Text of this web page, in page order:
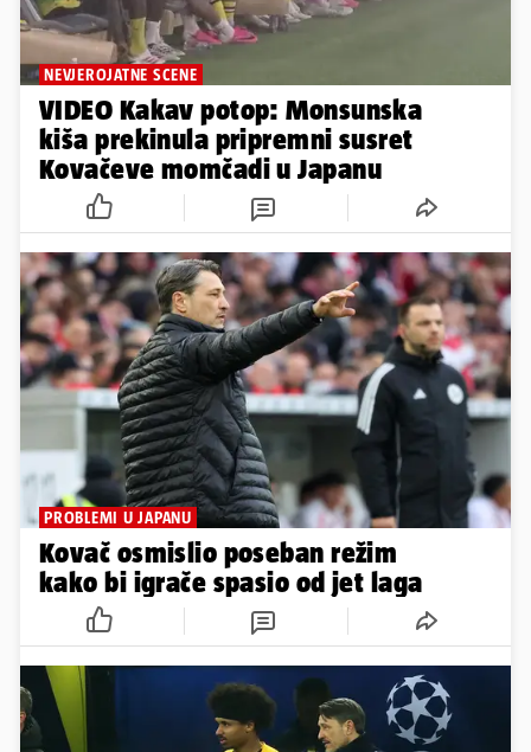
NEVJEROJATNE SCENE
VIDEO Kakav potop: Monsunska
kiša prekinula pripremni susret
Kovačeve momčadi u Japanu
PROBLEMI U JAPANU
Kovač osmislio poseban režim
kako bi igrače spasio od jet laga